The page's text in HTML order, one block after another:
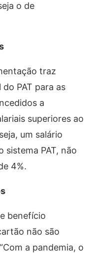
o de
traz
PAT para as
a
superiores ao
um salário
sistema PAT, não
4%.
benefício
não são
a pandemia, o